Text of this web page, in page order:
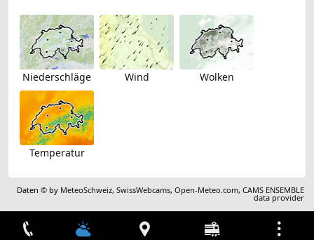
Niederschläge Wind Wolken
Temperatur
Daten © by MeteoSchweiz,SwissWebcams,Open-Meteo.com,CAMS ENSEMBLE
data provider